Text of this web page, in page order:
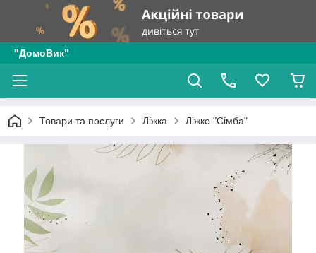
"ДомоВик"
Товари та послуги Ліжка Ліжко "Сімба"